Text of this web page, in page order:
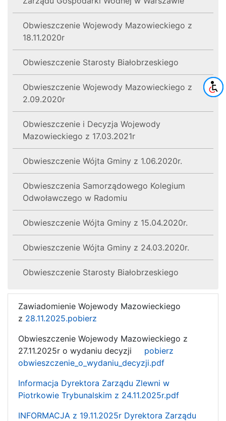
Obwieszczenie Wojewody Mazowieckiego z
18.11.2020r
Obwieszczenie Starosty Białobrzeskiego
Obwieszczenie Wojewody Mazowieckiego z
2.09.2020r
Obwieszczenie i Decyzja Wojewody
Mazowieckiego z 17.03.2021r
Obwieszczenie Wójta Gminy z 1.06.2020r.
Obwieszczenia Samorządowego Kolegium
Odwoławczego w Radomiu
Obwieszczenie Wójta Gminy z 15.04.2020r.
Obwieszczenie Wójta Gminy z 24.03.2020r.
Obwieszczenie Starosty Białobrzeskiego
Zawiadomienie Wojewody Mazowieckiego
z 28.11.2025.pobierz
Obwieszczenie Wojewody Mazowieckiego z
27.11.2025r o wydaniu decyzji pobierz
obwieszczenie_o_wydaniu_decyzji.pdf
Informacja Dyrektora Zarządu Zlewni w
Piotrkowie Trybunalskim z 24.11.2025r.pdf
INFORMACJA z 19.11.2025r Dyrektora Zarządu